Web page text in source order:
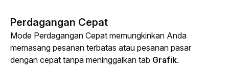
Perdagangan Cepat
Mode Perdagangan Cepat memungkinkan Anda
memasang pesanan terbatas atau pesanan pasar
dengan cepat tanpa meninggalkan tab Grafik.